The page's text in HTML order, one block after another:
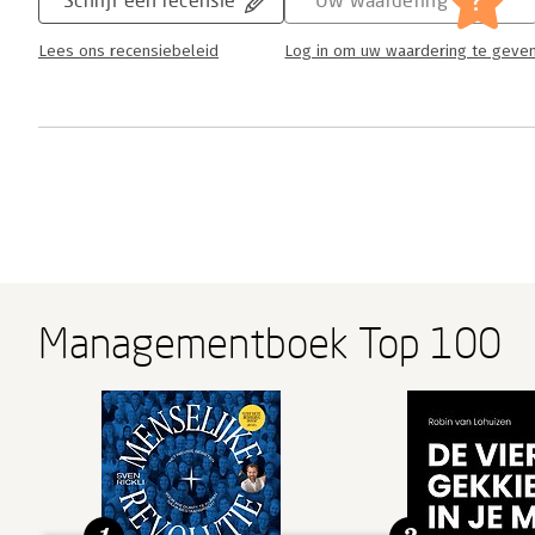
Lees ons recensiebeleid Log in om uw waardering te
Managementboek Top 100